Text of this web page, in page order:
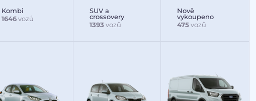
Kombi
1646vozů
SUV a
crossovery
1393 vozů
Nově
vykoupeno
475 vozů